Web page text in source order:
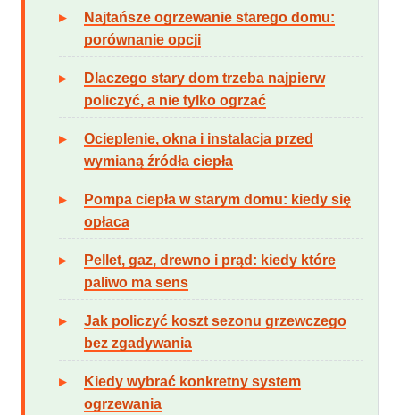
Najtańsze ogrzewanie starego domu:
porównanie opcji
Dlaczego stary dom trzeba najpierw
policzyć, a nie tylko ogrzać
Ocieplenie, okna i instalacja przed
wymianą źródła ciepła
Pompa ciepła w starym domu: kiedy się
opłaca
Pellet, gaz, drewno i prąd: kiedy które
paliwo ma sens
Jak policzyć koszt sezonu grzewczego
bez zgadywania
Kiedy wybrać konkretny system
ogrzewania